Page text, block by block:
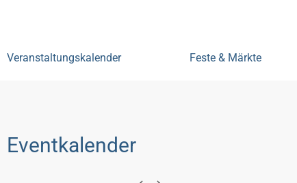
Veranstaltungskalender Feste & Märkte
Eventkalender